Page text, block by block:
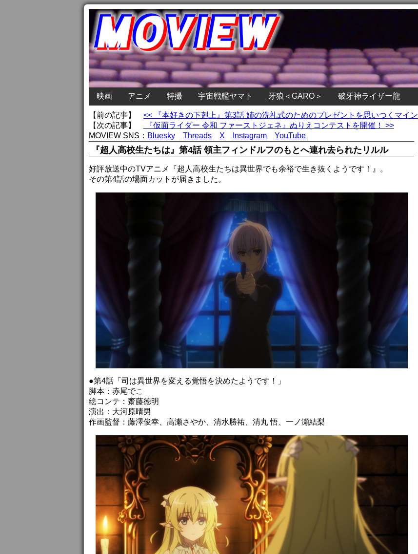
映画 アニメ 特撮 宇宙戦艦ヤマト 牙狼＜GARO＞ 破牙神ライザー龍
【前の記事】 << 『本好きの下剋上』第3話 姉の洗礼式のためのプレゼントを思いつくマイン
【次の記事】
『仮面ライダー 令和 ファーストジェネ』ぬりえコンテストを開催！ >>
MOVIEW SNS： Bluesky Threads X Instagram YouTube
『超人高校生たちは』第4話 領主フィンドルフのもとへ連れ去られたリルル
好評放送中のTVアニメ『超人高校生たちは異世界でも余裕で生き抜くようです！』。
その第4話の場面カットが届きました。
●第4話「司は異世界を変える覚悟を決めたようです！」
脚本：赤尾でこ
絵コンテ：齋藤徳明
演出：大河原晴男
作画監督：藤澤俊幸、高瀬さやか、清水勝祐、清丸 悟、一ノ瀬結梨